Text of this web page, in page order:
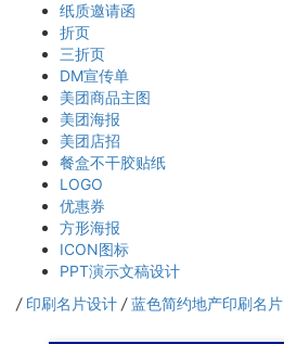
纸质邀请函
折页
三折页
DM宣传单
美团商品主图
美团海报
美团店招
餐盒不干胶贴纸
LOGO
优惠券
方形海报
ICON图标
PPT演示文稿设计
/ 印刷名片设计 / 蓝色简约地产印刷名片